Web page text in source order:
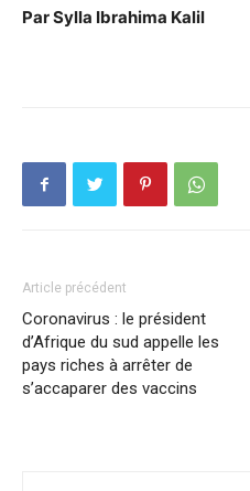
Par Sylla Ibrahima Kalil
Article précédent
Coronavirus : le président
d’Afrique du sud appelle les
pays riches à arrêter de
s’accaparer des vaccins